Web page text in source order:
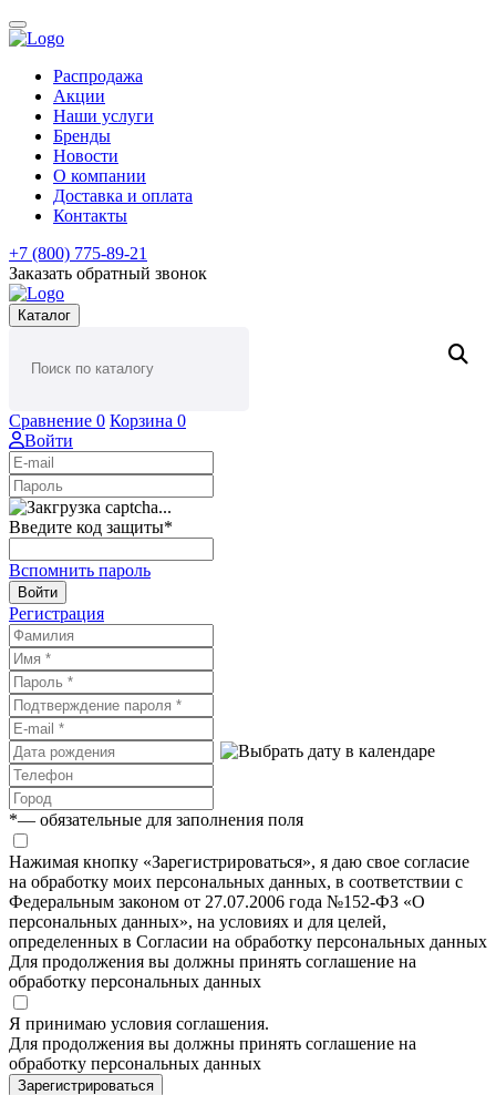
Распродажа
Акции
Наши услуги
Бренды
Новости
О компании
Доставка и оплата
Контакты
+7 (800) 775-89-21
Заказать обратный звонок
Каталог
Сравнение 0 Корзина 0
Войти
Введите код защиты*
Вспомнить пароль
Войти
Регистрация
*— обязательные для заполнения поля
Нажимая кнопку «Зарегистрироваться», я даю свое согласие
на обработку моих персональных данных, в соответствии с
Федеральным законом от 27.07.2006 года №152-ФЗ «О
персональных данных», на условиях и для целей,
определенных в Согласии на обработку персональных данных
Для продолжения вы должны принять соглашение на
обработку персональных данных
Я принимаю условия соглашения.
Для продолжения вы должны принять соглашение на
обработку персональных данных
Зарегистрироваться